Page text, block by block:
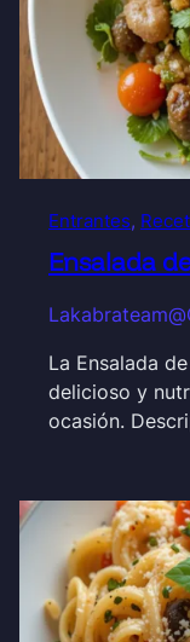
Entrantes,
Ensalada
La Ensalada
delicioso y
ocasión.